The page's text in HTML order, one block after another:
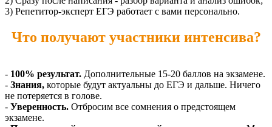
3) Репетитор-эксперт ЕГЭ работает с вами персонально.
Что получают участники интенсива?
- 100% результат. Дополнительные 15-20 баллов на экзамене.
- Знания, которые будут актуальны до ЕГЭ и дальше. Ничего
не потеряется в голове.
- Уверенность. Отбросим все сомнения о предстоящем
экзамене.